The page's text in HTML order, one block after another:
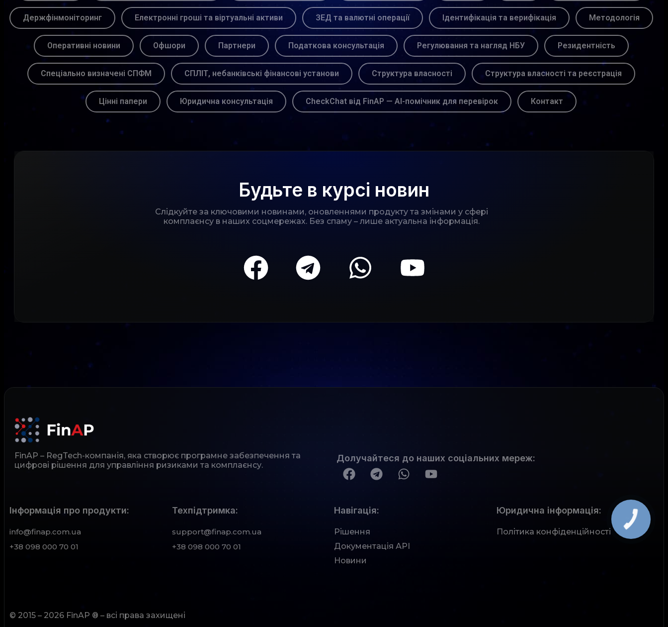
Держфінмоніторинг Електронні гроші та віртуальні активи ЗЕД та валютні операції Ідентифікація та верифікація Методологія
Оперативні новини Офшори Партнери Податкова консультація Регулювання та нагляд НБУ Резидентність
Спеціально визначені СПФМ СПЛІТ, небанківські фінансові установи Структура власності Структура власності та реєстрація
Цінні папери Юридична консультація CheckChat від FinAP — AI-помічник для перевірок Контакт
Будьте в курсі новин
Слідкуйте за ключовими новинами, оновленнями продукту та змінами у сфері
комплаєнсу в наших соцмережах. Без спаму – лише актуальна інформація.
FinAP – RegTech-компанія, яка створює програмне забезпечення та
цифрові рішення для управління ризиками та комплаєнсу.
Долучайтеся до наших соціальних мереж:
Інформація про продукти:
info@finap.com.ua
+38 098 000 70 01
Техпідтримка:
support@finap.com.ua
+38 098 000 70 01
Рішення
Документація АРІ
Новини
Навігація: Юридична інформація:
Політика конфіденційності
© 2015 – 2026 FinAP ® – всі права захищені